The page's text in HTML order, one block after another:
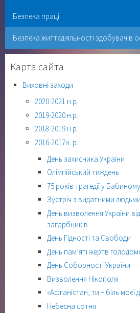
Безпека праці
Безпека життєдіяльності здобувачів
Карта сайта
Виховні заходи
2020-2021 н.р.
2019-2020 н.р.
2018-2019 н.р.
2016-2017н. р.
День захисника України
Олімпійський тиждень
75 років трагедії у
Зустріч з видатними людьми
День визволення України
загарбників
День Гідності та Свободи
День пам’яті жертв
День Соборності України
Визволення Нікополя
«Афганістан, ти – біль моєї
Небесна сотня